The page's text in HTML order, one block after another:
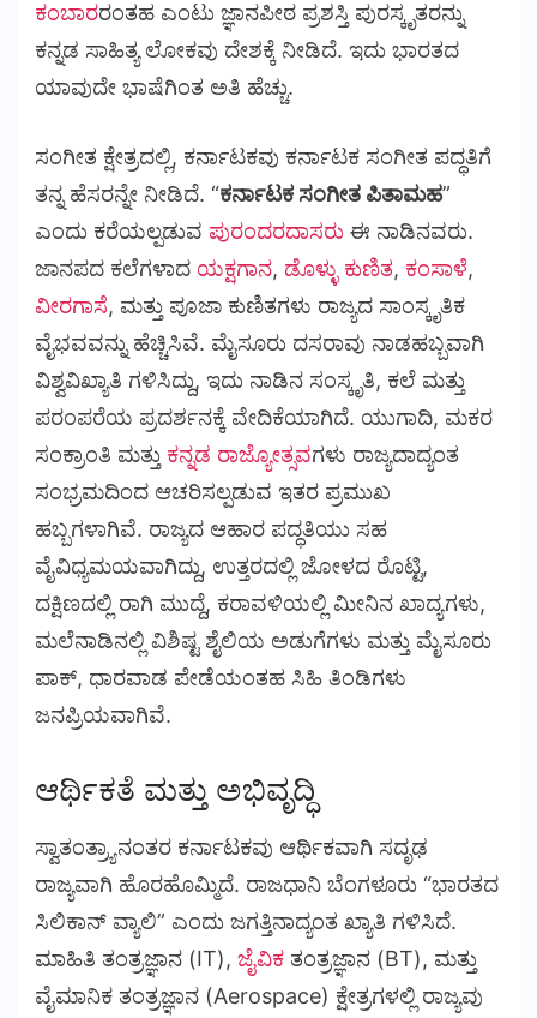
ಕಂಬಾರರಂತಹ ಎಂಟು ಜ್ಞಾನಪೀಠ ಪ್ರಶಸ್ತಿ ಪುರಸ್ಕೃತರನ್ನು
ಕನ್ನಡ ಸಾಹಿತ್ಯ ಲೋಕವು ದೇಶಕ್ಕೆ ನೀಡಿದೆ. ಇದು ಭಾರತದ
ಯಾವುದೇ ಭಾಷೆಗಿಂತ ಅತಿ ಹೆಚ್ಚು.
ಸಂಗೀತ ಕ್ಷೇತ್ರದಲ್ಲಿ, ಕರ್ನಾಟಕವು ಕರ್ನಾಟಕ ಸಂಗೀತ ಪದ್ಧತಿಗೆ
ತನ್ನ ಹೆಸರನ್ನೇ ನೀಡಿದೆ. “ಕರ್ನಾಟಕ ಸಂಗೀತ ಪಿತಾಮಹ”
ಎಂದು ಕರೆಯಲ್ಪಡುವ ಪುರಂದರದಾಸರು ಈ ನಾಡಿನವರು.
ಜಾನಪದ ಕಲೆಗಳಾದ ಯಕ್ಷಗಾನ, ಡೊಳ್ಳು ಕುಣಿತ, ಕಂಸಾಳೆ,
ವೀರಗಾಸೆ, ಮತ್ತು ಪೂಜಾ ಕುಣಿತಗಳು ರಾಜ್ಯದ ಸಾಂಸ್ಕೃತಿಕ
ವೈಭವವನ್ನು ಹೆಚ್ಚಿಸಿವೆ. ಮೈಸೂರು ದಸರಾವು ನಾಡಹಬ್ಬವಾಗಿ
ವಿಶ್ವವಿಖ್ಯಾತಿ ಗಳಿಸಿದ್ದು, ಇದು ನಾಡಿನ ಸಂಸ್ಕೃತಿ, ಕಲೆ ಮತ್ತು
ಪರಂಪರೆಯ ಪ್ರದರ್ಶನಕ್ಕೆ ವೇದಿಕೆಯಾಗಿದೆ. ಯುಗಾದಿ, ಮಕರ
ಸಂಕ್ರಾಂತಿ ಮತ್ತು ಕನ್ನಡ ರಾಜ್ಯೋತ್ಸವಗಳು ರಾಜ್ಯದಾದ್ಯಂತ
ಸಂಭ್ರಮದಿಂದ ಆಚರಿಸಲ್ಪಡುವ ಇತರ ಪ್ರಮುಖ
ಹಬ್ಬಗಳಾಗಿವೆ. ರಾಜ್ಯದ ಆಹಾರ ಪದ್ಧತಿಯು ಸಹ
ವೈವಿಧ್ಯಮಯವಾಗಿದ್ದು, ಉತ್ತರದಲ್ಲಿ ಜೋಳದ ರೊಟ್ಟಿ,
ದಕ್ಷಿಣದಲ್ಲಿ ರಾಗಿ ಮುದ್ದೆ, ಕರಾವಳಿಯಲ್ಲಿ ಮೀನಿನ ಖಾದ್ಯಗಳು,
ಮಲೆನಾಡಿನಲ್ಲಿ ವಿಶಿಷ್ಟ ಶೈಲಿಯ ಅಡುಗೆಗಳು ಮತ್ತು ಮೈಸೂರು
ಪಾಕ್, ಧಾರವಾಡ ಪೇಡೆಯಂತಹ ಸಿಹಿ ತಿಂಡಿಗಳು
ಜನಪ್ರಿಯವಾಗಿವೆ.
ಆರ್ಥಿಕತೆ ಮತ್ತು ಅಭಿವೃದ್ಧಿ
ಸ್ವಾತಂತ್ರ್ಯಾನಂತರ ಕರ್ನಾಟಕವು ಆರ್ಥಿಕವಾಗಿ ಸದೃಢ
ರಾಜ್ಯವಾಗಿ ಹೊರಹೊಮ್ಮಿದೆ. ರಾಜಧಾನಿ ಬೆಂಗಳೂರು “ಭಾರತದ
ಸಿಲಿಕಾನ್ ವ್ಯಾಲಿ” ಎಂದು ಜಗತ್ತಿನಾದ್ಯಂತ ಖ್ಯಾತಿ ಗಳಿಸಿದೆ.
ಮಾಹಿತಿ ತಂತ್ರಜ್ಞಾನ (IT), ಜೈವಿಕ ತಂತ್ರಜ್ಞಾನ (BT), ಮತ್ತು
ವೈಮಾನಿಕ ತಂತ್ರಜ್ಞಾನ (Aerospace) ಕ್ಷೇತ್ರಗಳಲ್ಲಿ ರಾಜ್ಯವು